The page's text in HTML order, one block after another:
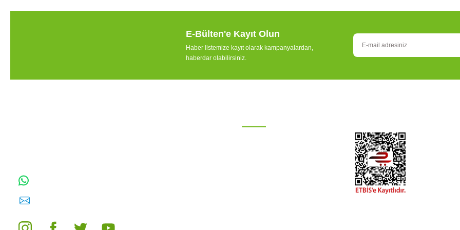
Rain Bird Rotor Sprink Ayar Tornavidası 3504 - 5004 Rotortool
Stokta
E-Bülten'e Kayıt Olun
Haber listemize kayıt olarak kampanyalardan,
haberdar olabilirsiniz.